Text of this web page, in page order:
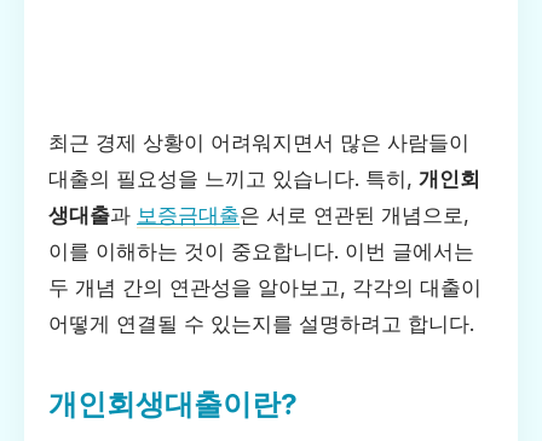
최근 경제 상황이 어려워지면서 많은 사람들이
대출의 필요성을 느끼고 있습니다. 특히, 개인회
생대출과 보증금대출은 서로 연관된 개념으로,
이를 이해하는 것이 중요합니다. 이번 글에서는
두 개념 간의 연관성을 알아보고, 각각의 대출이
어떻게 연결될 수 있는지를 설명하려고 합니다.
개인회생대출이란?